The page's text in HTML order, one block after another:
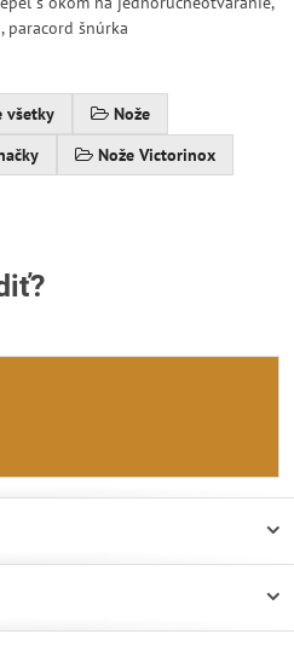
paracord šnúrka
všetky
Nože
Nože Victorinox